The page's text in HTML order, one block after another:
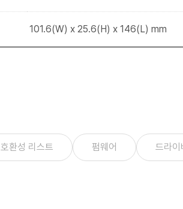
101.6(W) x 25.6(H) x 146(L) mm
호환성 리스트 펌웨어 드라이